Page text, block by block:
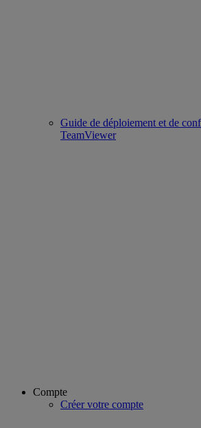
Guide de déploiement et de
TeamViewer
Compte
Créer votre compte